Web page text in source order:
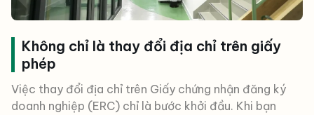
Không chỉ là thay đổi địa chỉ trên giấy
phép
Việc thay đổi địa chỉ trên Giấy chứng nhận đăng ký
doanh nghiệp (ERC) chỉ là bước khởi đầu. Khi bạn